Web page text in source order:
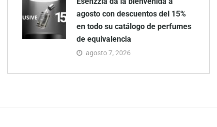
agosto con descuentos del 15%
en todo su catálogo de perfumes
de equivalencia
agosto 7, 2026